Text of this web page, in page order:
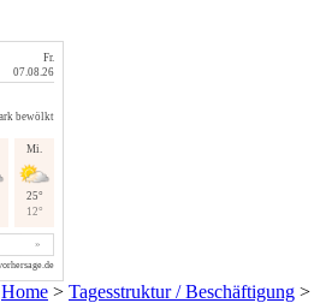
Home > Tagesstruktur / Beschäftigung >